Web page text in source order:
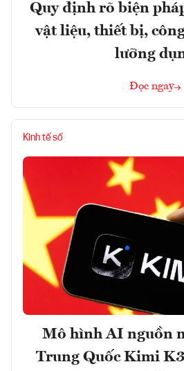
Quy định rõ biện
vật liệu, thiết bị,
lưỡng
Đọc ngay
Kinh tế số
Mô hình AI nguồn
Trung Quốc Kimi